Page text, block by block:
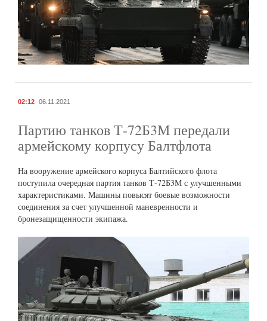
02:12 06.11.2021
Партию танков Т-72Б3М передали
армейскому корпусу Балтфлота
На вооружение армейского корпуса Балтийского флота
поступила очередная партия танков Т-72Б3М с улучшенными
характеристиками. Машины повысят боевые возможности
соединения за счет улучшенной маневренности и
бронезащищенности экипажа.